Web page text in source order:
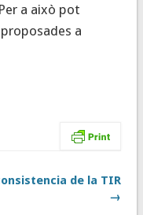
a això pot
a
de la TIR
→